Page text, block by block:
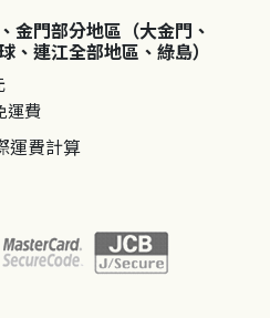
金門部分地區（大金門、
、連江全部地區、綠島）
運費
運費計算